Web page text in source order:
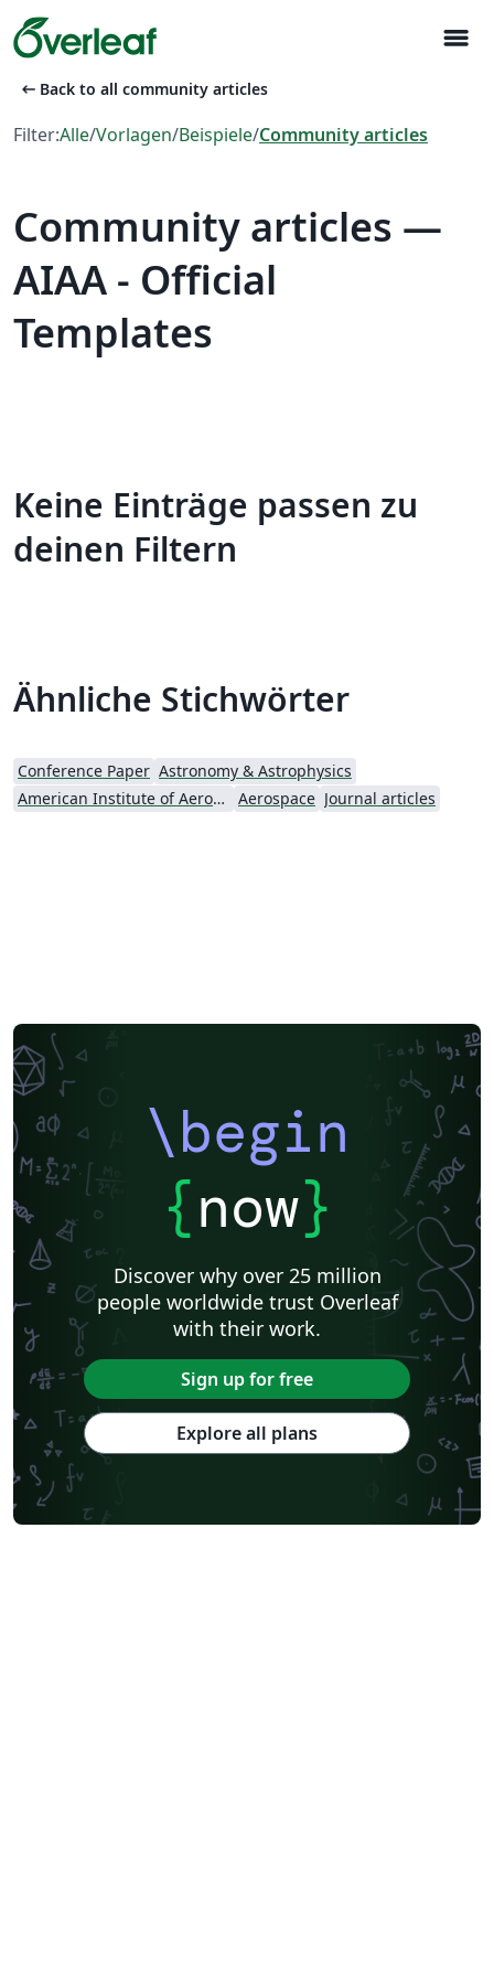
menu
arrow_left_alt Back to all community articles
Filter:Alle/Vorlagen/Beispiele/Community articles
Community articles —
AIAA - Official
Templates
Keine Einträge passen zu
deinen Filtern
Ähnliche Stichwörter
Conference Paper Astronomy & Astrophysics
American Institute of Aeronautics and Astronautics
Aerospace Journal articles
\begin
{now}
Discover why over 25 million
people worldwide trust Overleaf
with their work.
Sign up for free
Explore all plans